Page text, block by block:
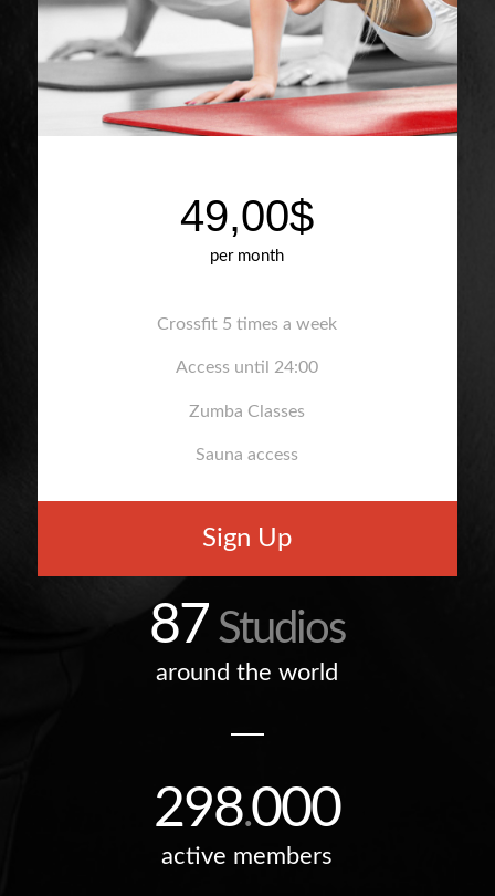
49,00$
per month
Crossfit 5 times a week
Access until 24:00
Zumba Classes
Sauna access
Sign Up
87 Studios
around the world
298.000
active members